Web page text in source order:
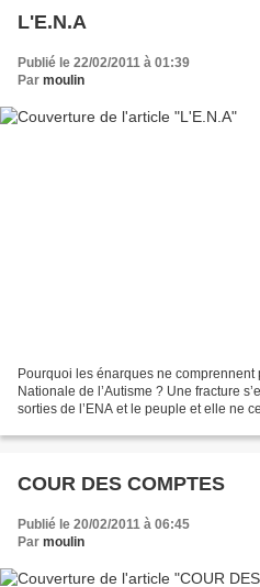
L'E.N.A
Publié le 22/02/2011 à 01:39
Par moulin
Pourquoi les énarques ne comprennent
Nationale de l’Autisme ? Une fracture
sorties de l’ENA et le peuple et elle ne
COUR DES COMPTES
Publié le 20/02/2011 à 06:45
Par moulin